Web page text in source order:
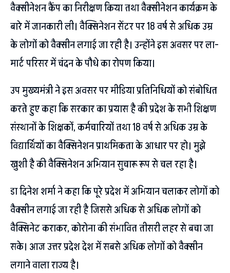
वैक्सीनेशन कैंप का निरीक्षण किया तथा वैक्सीनेशन कार्यक्रम के
बारे में जानकारी ली। वैक्सिनेशन सेंटर पर 18 वर्ष से अधिक उम्र
के लोगों को वैक्सीन लगाई जा रही है। उन्होंने इस अवसर पर ला-
मार्ट परिसर में चंदन के पौधे का रोपण किया।
उप मुख्यमंत्री ने इस अवसर पर मीडिया प्रतिनिधियों को संबोधित
करते हुए कहा कि सरकार का प्रयास है की प्रदेश के सभी शिक्षण
संस्थानों के शिक्षकों, कर्मचारियों तथा 18 वर्ष से अधिक उम्र के
विद्यार्थियों का वैक्सिनेशन प्राथमिकता के आधार पर हो। मुझे
खुशी है की वैक्सिनेशन अभियान सुचारू रूप से चल रहा है।
डा दिनेश शर्मा ने कहा कि पूरे प्रदेश में अभियान चलाकर लोगों को
वैक्सीन लगाई जा रही है जिससे अधिक से अधिक लोगों को
वैक्सिनेट कराकर, कोरोना की संभावित तीसरी लहर से बचा जा
सके। आज उत्तर प्रदेश देश में सबसे अधिक लोगों को वैक्सीन
लगाने वाला राज्य है।